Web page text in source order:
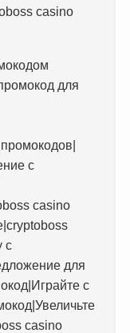
casino
для
с
casino
с
для
с
casino